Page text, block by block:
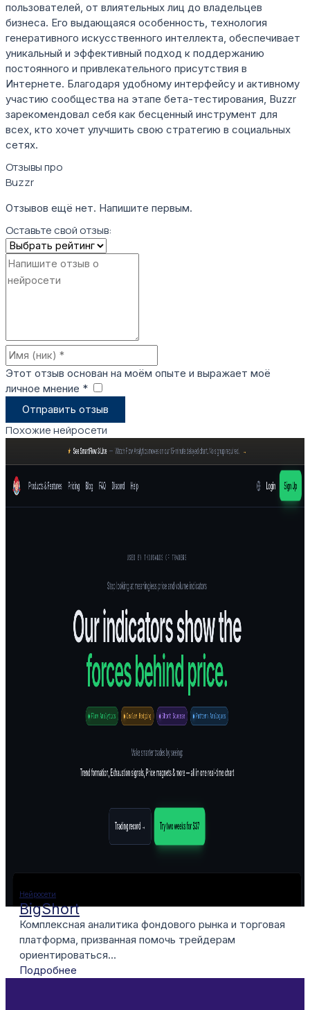
пользователей, от влиятельных лиц до владельцев
бизнеса. Его выдающаяся особенность, технология
генеративного искусственного интеллекта, обеспечивает
уникальный и эффективный подход к поддержанию
постоянного и привлекательного присутствия в
Интернете. Благодаря удобному интерфейсу и активному
участию сообщества на этапе бета-тестирования, Buzzr
зарекомендовал себя как бесценный инструмент для
всех, кто хочет улучшить свою стратегию в социальных
сетях.
Отзывы про
Buzzr
Отзывов ещё нет. Напишите первым.
Оставьте свой отзыв:
Этот отзыв основан на моём опыте и выражает моё
личное мнение *
Отправить отзыв
Похожие нейросети
Нейросети
BigShort
Комплексная аналитика фондового рынка и торговая
платформа, призванная помочь трейдерам
ориентироваться...
Подробнее